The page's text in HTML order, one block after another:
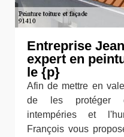
Entreprise
expert en
le {p}
Afin de mettre en
de les protéger
intempéries et
François vous